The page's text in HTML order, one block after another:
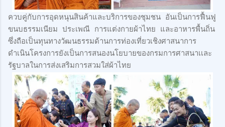
ควบคู่กับการอุดหนุนสินค้าและบริการของชุมชน อันเป็นการฟื้นฟู
ขนบธรรมเนียม ประเพณี การแต่งกายผ้าไทย และอาหารพื้นถิ่น
ซึ่งถือเป็นทุนทางวัฒนธรรมด้านการท่องเที่ยวเชิงศาสนาการ
ดำเนินโครงการยังเป็นการสนองนโยบายของกรมการศาสนาเเละ
รัฐบาลในการส่งเสริมการสวมใส่ผ้าไทย